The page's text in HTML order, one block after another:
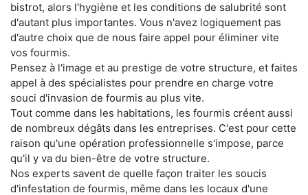
bistrot, alors l'hygiène et les conditions de salubrité sont
d'autant plus importantes. Vous n'avez logiquement pas
d'autre choix que de nous faire appel pour éliminer vite
vos fourmis.
Pensez à l'image et au prestige de votre structure, et faites
appel à des spécialistes pour prendre en charge votre
souci d'invasion de fourmis au plus vite.
Tout comme dans les habitations, les fourmis créent aussi
de nombreux dégâts dans les entreprises. C'est pour cette
raison qu'une opération professionnelle s'impose, parce
qu'il y va du bien-être de votre structure.
Nos experts savent de quelle façon traiter les soucis
d'infestation de fourmis, même dans les locaux d'une